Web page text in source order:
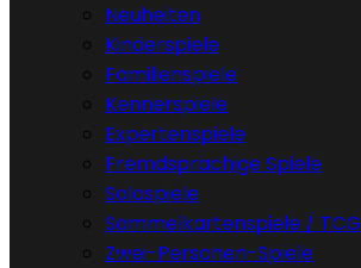
Neuheiten
Kinderspiele
Familienspiele
Kennerspiele
Expertenspiele
Fremdsprachige Spiele
Solospiele
Sammelkartenspiele / TCG
Zwei-Personen-Spiele